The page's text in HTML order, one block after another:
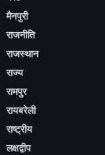
मैनपुरी
राजनीति
राजस्थान
राज्य
रामपुर
रायबरेली
राष्ट्रीय
लक्षद्वीप